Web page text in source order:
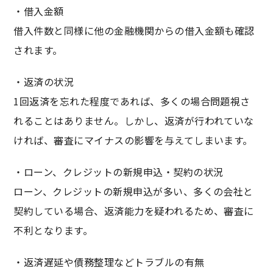
・借入金額
借入件数と同様に他の金融機関からの借入金額も確認
されます。
・返済の状況
1回返済を忘れた程度であれば、多くの場合問題視さ
れることはありません。しかし、返済が行われていな
ければ、審査にマイナスの影響を与えてしまいます。
・ローン、クレジットの新規申込・契約の状況
ローン、クレジットの新規申込が多い、多くの会社と
契約している場合、返済能力を疑われるため、審査に
不利となります。
・返済遅延や債務整理などトラブルの有無